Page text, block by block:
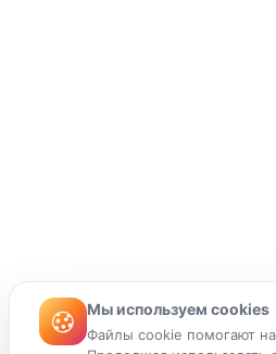
Мы используем cookies
Файлы cookie помогают